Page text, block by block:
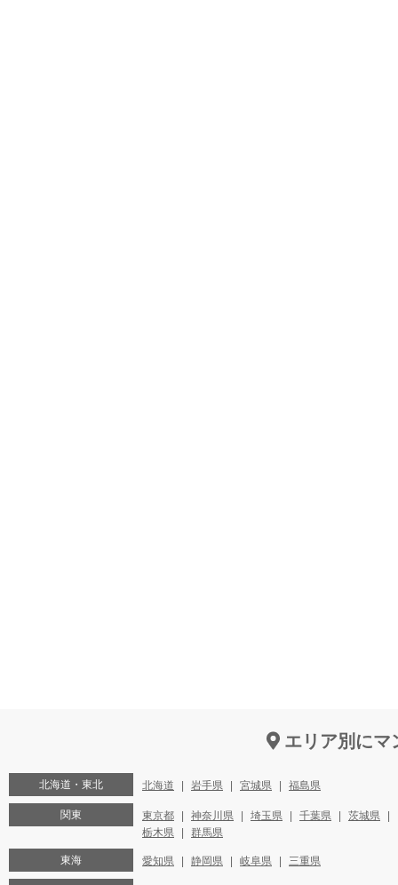
エリア別にマ
北海道・東北 北海道 岩手県 宮城県 福島県
関東 東京都 神奈川県 埼玉県 千葉県
茨城県
栃木県
群馬県
東海 愛知県 静岡県 岐阜県 三重県